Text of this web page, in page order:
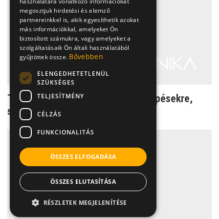
Természetes megoldások rovarcsípésekre,
sérülésekre, egyéb n...
megosztjuk hirdetési és elemző
partnereinkkel is, akik egyesíthetik azokat
más információkkal, amelyeket Ön
biztosított számukra, vagy amelyeket a
szolgáltatásaik Ön általi használatából
gyűjtöttek össze. Bővebben
ELENGEDHETETLENÜL
SZÜKSÉGES
TELJESÍTMÉNY
CÉLZÁS
FUNKCIONALITÁS
ÖSSZES ELFOGADÁSA
ÖSSZES ELUTASÍTÁSA
RÉSZLETEK MEGJELENÍTÉSE